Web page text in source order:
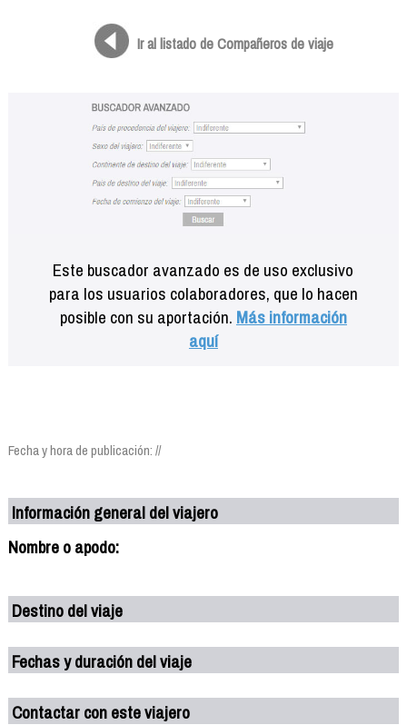
Ir al listado de Compañeros de viaje
Este buscador avanzado es de uso exclusivo
para los usuarios colaboradores, que lo hacen
posible con su aportación. Más información
aquí
Fecha y hora de publicación: //
Información general del viajero
Nombre o apodo:
Destino del viaje
Fechas y duración del viaje
Contactar con este viajero